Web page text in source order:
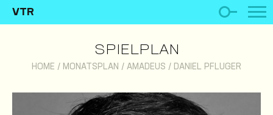
VTR
SPIELPLAN
HOME / MONATSPLAN / AMADEUS / DANIEL PFLUGER